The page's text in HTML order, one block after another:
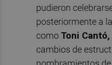
pudieron
posteriormente a
como Toni
cambios de